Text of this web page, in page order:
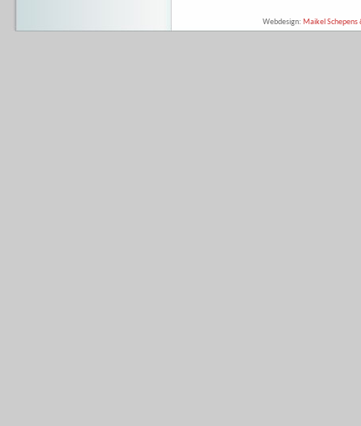
Webdesign: Maikel Schepens